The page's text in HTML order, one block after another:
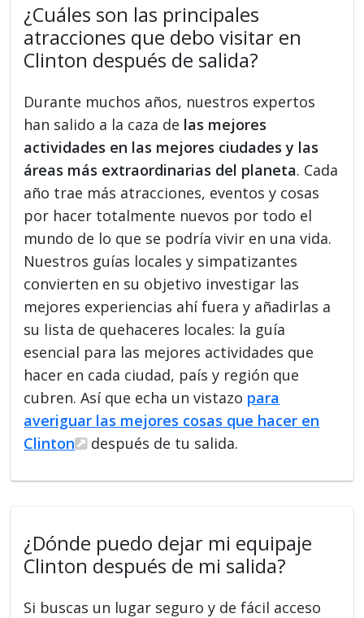
¿Cuáles son las principales
atracciones que debo visitar en
Clinton después de salida?
Durante muchos años, nuestros expertos
han salido a la caza de las mejores
actividades en las mejores ciudades y las
áreas más extraordinarias del planeta. Cada
año trae más atracciones, eventos y cosas
por hacer totalmente nuevos por todo el
mundo de lo que se podría vivir en una vida.
Nuestros guías locales y simpatizantes
convierten en su objetivo investigar las
mejores experiencias ahí fuera y añadirlas a
su lista de quehaceres locales: la guía
esencial para las mejores actividades que
hacer en cada ciudad, país y región que
cubren. Así que echa un vistazo para
averiguar las mejores cosas que hacer en
Clinton
después de tu salida.
¿Dónde puedo dejar mi equipaje
Clinton después de mi salida?
Si buscas un lugar seguro y de fácil acceso